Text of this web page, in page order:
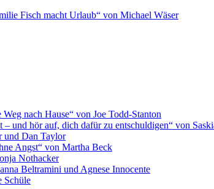
Fisch macht Urlaub“ von Michael Wäser
nach Hause“ von Joe Todd-Stanton
und hör auf, dich dafür zu entschuldigen“ von
und Dan Taylor
Angst“ von Martha Beck
Nothacker
Beltramini und Agnese Innocente
Schüle